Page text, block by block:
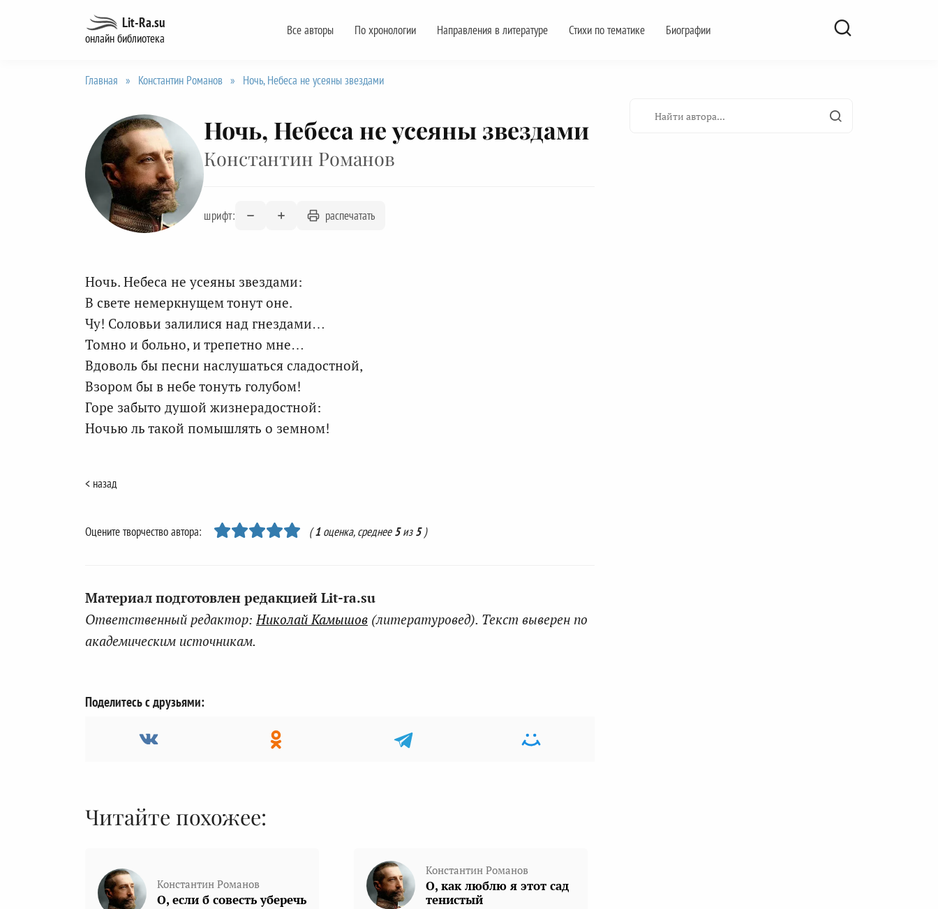
Lit-Ra.su
онлайн библиотека
Все авторы По хронологии Направления в литературе Стихи по тематике Биографии
Главная » Константин Романов » Ночь, Небеса не усеяны звездами
Ночь, Небеса не усеяны звездами
Константин Романов
шрифт: распечатать
Ночь. Небеса не усеяны звездами:
В свете немеркнущем тонут оне.
Чу! Соловьи залилися над гнездами…
Томно и больно, и трепетно мне…
Вдоволь бы песни наслушаться сладостной,
Взором бы в небе тонуть голубом!
Горе забыто душой жизнерадостной:
Ночью ль такой помышлять о земном!
< назад
Оцените творчество автора: (1оценка, среднее5из5)
Материал подготовлен редакцией Lit-ra.su
Ответственный редактор:Николай Камышов (литературовед). Текст выверен по
академическим источникам.
Поделитесь с друзьями:
Читайте похожее:
Константин Романов
О, если б совесть уберечь
Константин Романов
О, как люблю я этот сад
тенистый